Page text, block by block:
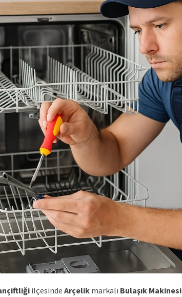
ilçesinde Arçelik markalı Bulaşık Makinesi